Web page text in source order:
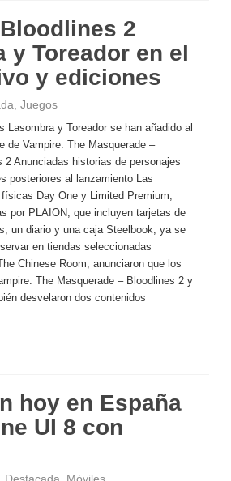
2
Toreador en el
y ediciones
Juegos
Lasombra y Toreador se han añadido al
de Vampire: The Masquerade –
2 Anunciadas historias de personajes
posteriores al lanzamiento Las
Day One y Limited Premium,
por PLAION, que incluyen tarjetas de
un diario y una caja Steelbook, ya se
en tiendas seleccionadas
Chinese Room, anunciaron que los
The Masquerade – Bloodlines 2 y
desvelaron dos contenidos
hoy en España
UI 8 con